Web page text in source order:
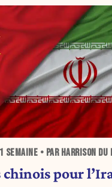
1 SEMAINE • PAR HARRISON DU
chinois pour